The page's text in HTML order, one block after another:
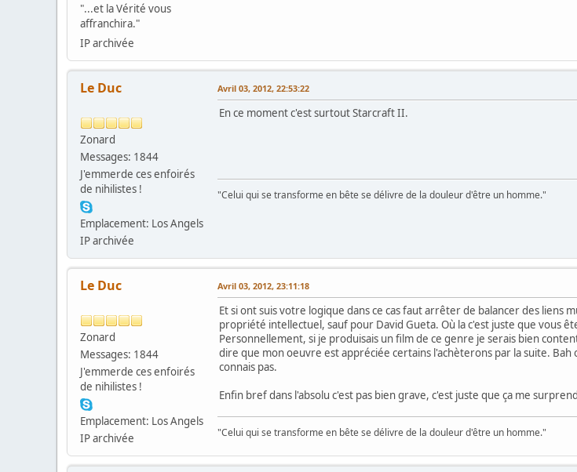
"...et la Vérité vous
affranchira."
IP archivée
Le Duc
Zonard
Messages: 1844
J'emmerde ces enfoirés
de nihilistes !
Emplacement: Los Angels
IP archivée
Avril 03, 2012, 22:53:22
En ce moment c'est surtout Starcraft II.
"Celui qui se transforme en bête se délivre de la douleur d'être un homme."
Le Duc
Zonard
Messages: 1844
J'emmerde ces enfoirés
de nihilistes !
Emplacement: Los Angels
IP archivée
Avril 03, 2012, 23:11:18
Et si ont suis votre logique dans ce cas faut arrêter de balancer des liens
propriété intellectuel, sauf pour David Gueta. Où la c'est juste que vous
Personnellement, si je produisais un film de ce genre je serais bien
dire que mon oeuvre est appréciée certains l'achèterons par la suite. Bah
connais pas.
Enfin bref dans l'absolu c'est pas bien grave, c'est juste que ça me
"Celui qui se transforme en bête se délivre de la douleur d'être un homme."